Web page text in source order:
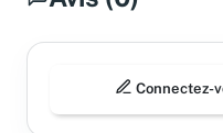
Connectez-